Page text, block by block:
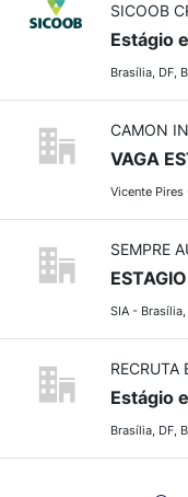
SICOOB
Estágio
Brasília, DF,
VAGA
Vicente Pires
SEMPRE
SIA - Brasília,
RECRUTA
Brasília, DF,